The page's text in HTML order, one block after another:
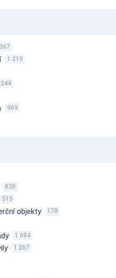
367
1 219
244
969
830
515
objekty 178
1 684
1 267